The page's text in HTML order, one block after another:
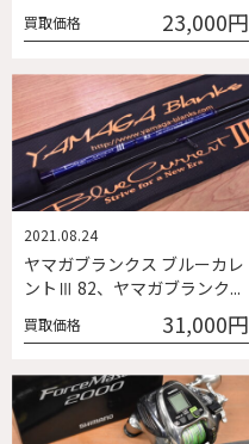
買取価格 23,000円
ヤマガブランクス ブルーカレ
ントⅢ 82、ヤマガブランク...
2021.08.24
買取価格 31,000円